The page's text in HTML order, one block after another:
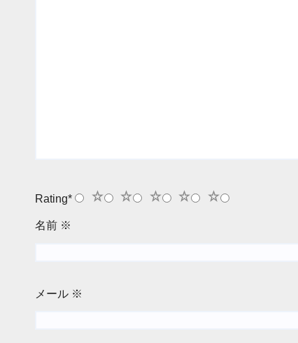
Rating* 5
4
3
2
1
名前 ※
メール ※